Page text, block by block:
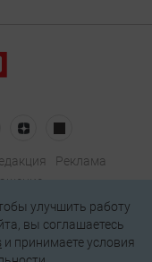
Реклама
улучшить работу
вы соглашаетесь
и принимаете условия